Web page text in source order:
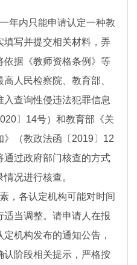
内只能申请认定一种教
填写并提交相关材料，弄
依据《教师资格条例》等
人民检察院、教育部、
查询性侵违法犯罪信息
〕14号）和教育部《关
（教政法函〔2019〕12
通过政府部门核查的方式
况进行核查。
各认定机构可能对时间
当调整。请申请人在报
机构发布的通知公告，
认阶段相关提示，严格按